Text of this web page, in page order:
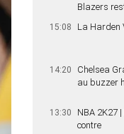
Blazers
15:08 La Harden
14:20
Chelsea
au buzzer
13:30
NBA 2K27
contre